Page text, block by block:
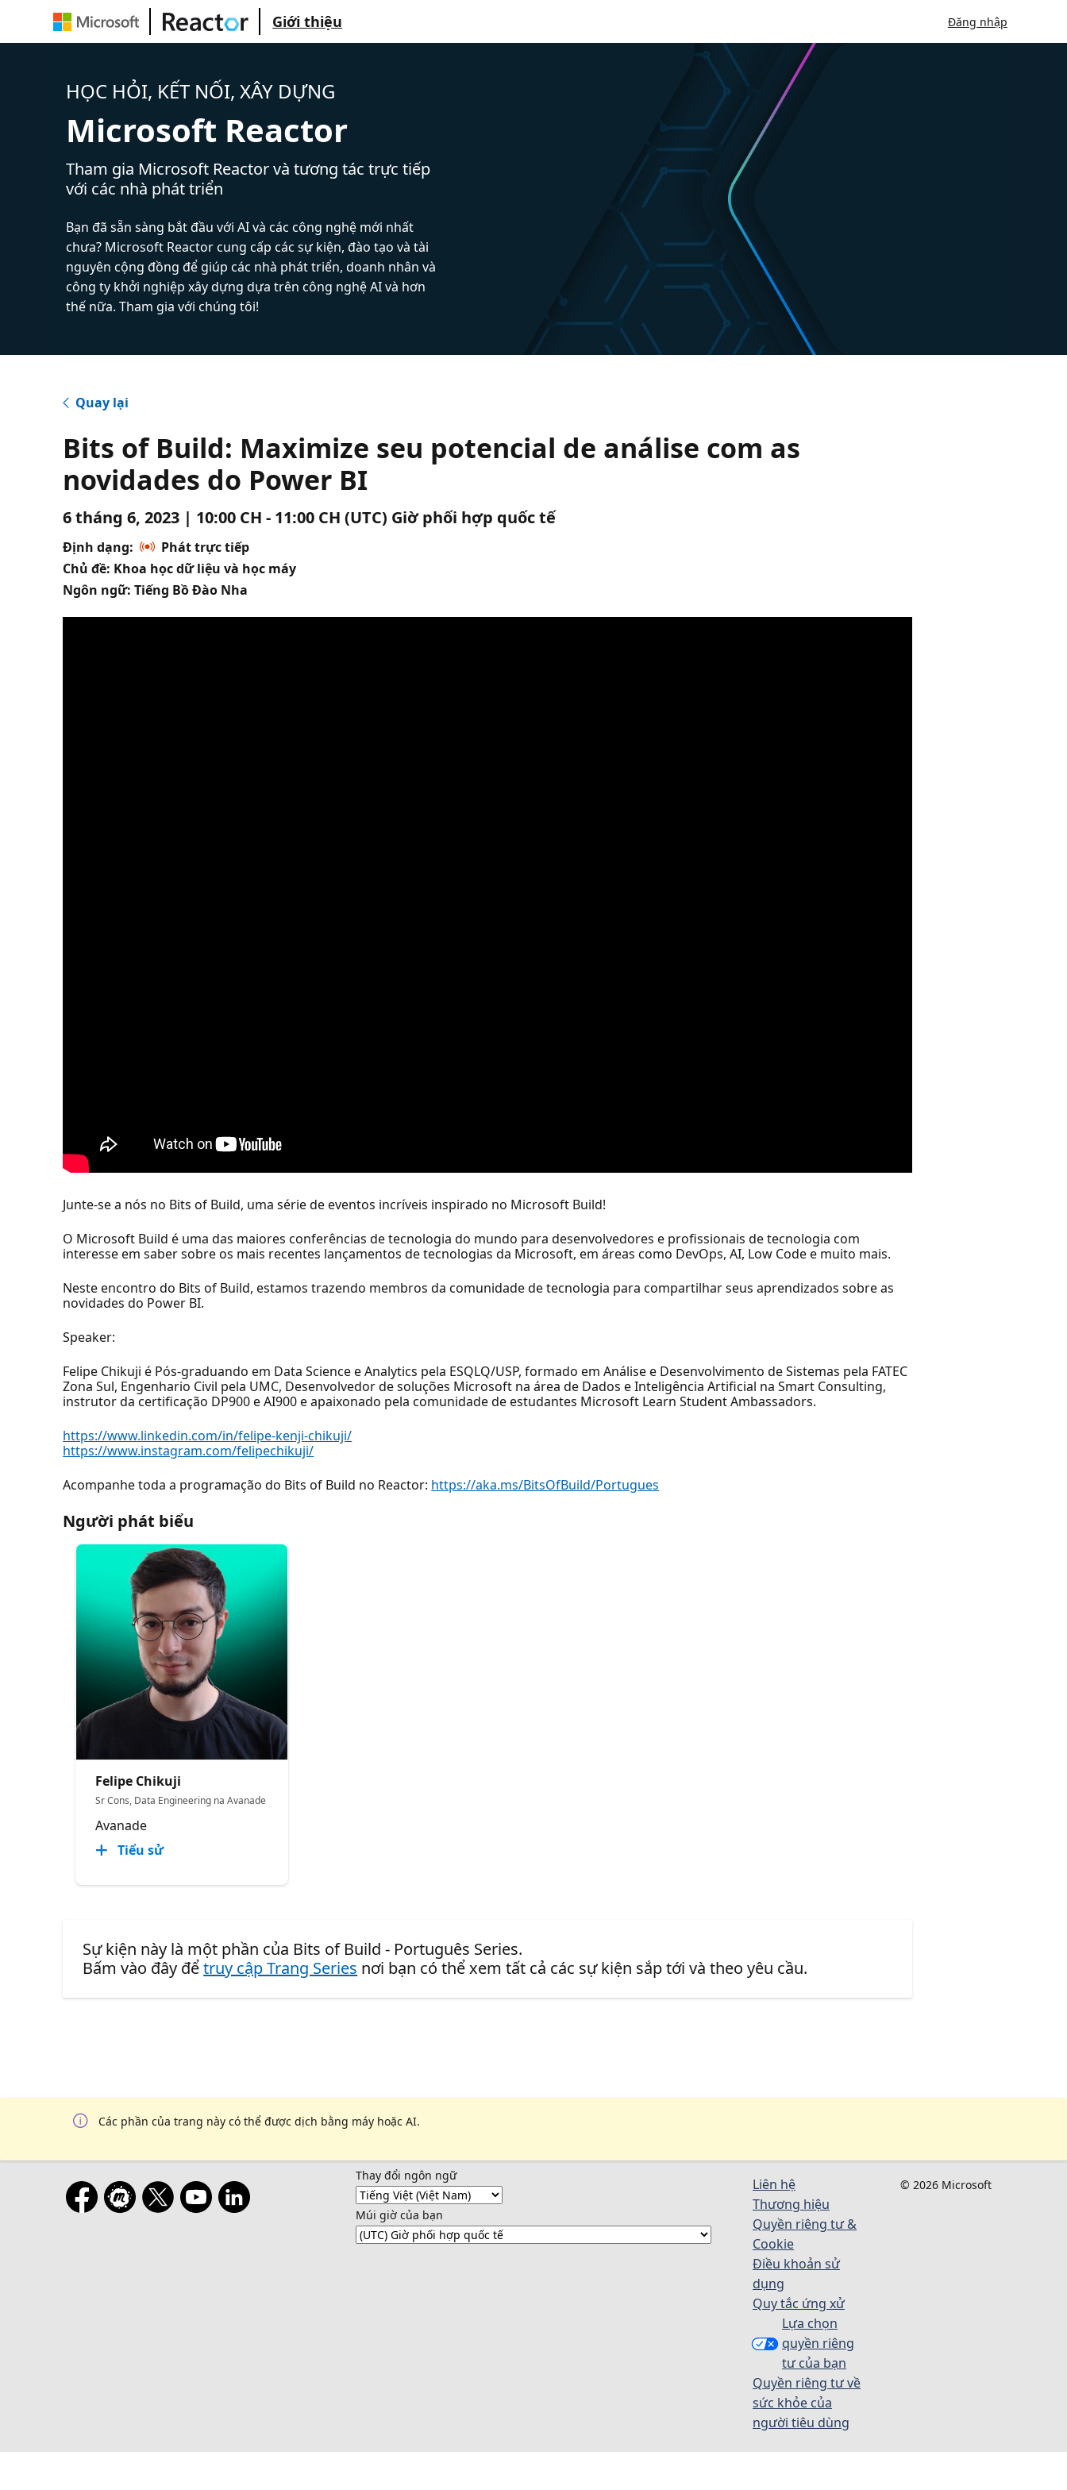
Giới thiệu Đăng nhập
HỌC HỎI, KẾT NỐI, XÂY DỰNG
Microsoft Reactor
Tham gia Microsoft Reactor và tương tác trực tiếp
với các nhà phát triển
Bạn đã sẵn sàng bắt đầu với AI và các công nghệ mới nhất
chưa? Microsoft Reactor cung cấp các sự kiện, đào tạo và tài
nguyên cộng đồng để giúp các nhà phát triển, doanh nhân và
công ty khởi nghiệp xây dựng dựa trên công nghệ AI và hơn
thế nữa. Tham gia với chúng tôi!
Quay lại
Bits of Build: Maximize seu potencial de análise com as
novidades do Power BI
6 tháng 6, 2023 | 10:00 CH - 11:00 CH (UTC) Giờ phối hợp quốc tế
Định dạng:
Phát trực tiếp
Chủ đề: Khoa học dữ liệu và học máy
Ngôn ngữ: Tiếng Bồ Đào Nha
Junte-se a nós no Bits of Build, uma série de eventos incríveis inspirado no Microsoft Build!
O Microsoft Build é uma das maiores conferências de tecnologia do mundo para desenvolvedores e profissionais de tecnologia com
interesse em saber sobre os mais recentes lançamentos de tecnologias da Microsoft, em áreas como DevOps, AI, Low Code e muito mais.
Neste encontro do Bits of Build, estamos trazendo membros da comunidade de tecnologia para compartilhar seus aprendizados sobre as
novidades do Power BI.
Speaker:
Felipe Chikuji é Pós-graduando em Data Science e Analytics pela ESQLQ/USP, formado em Análise e Desenvolvimento de Sistemas pela FATEC
Zona Sul, Engenhario Civil pela UMC, Desenvolvedor de soluções Microsoft na área de Dados e Inteligência Artificial na Smart Consulting,
instrutor da certificação DP900 e AI900 e apaixonado pela comunidade de estudantes Microsoft Learn Student Ambassadors.
https://www.linkedin.com/in/felipe-kenji-chikuji/
https://www.instagram.com/felipechikuji/
Acompanhe toda a programação do Bits of Build no Reactor: https://aka.ms/BitsOfBuild/Portugues
Người phát biểu
Felipe Chikuji
Sr Cons, Data Engineering na Avanade
Avanade
Tiểu sử
Sự kiện này là một phần của Bits of Build - Português Series.
Bấm vào đây đểtruy cập Trang Series nơi bạn có thể xem tất cả các sự kiện sắp tới và theo yêu cầu.
Các phần của trang này có thể được dịch bằng máy hoặc AI.
Thay đổi ngôn ngữ
Múi giờ của bạn
Liên hệ
Thương hiệu
Quyền riêng tư &
Cookie
Điều khoản sử
dụng
Quy tắc ứng xử
Lựa chọn
quyền riêng
tư của bạn
Quyền riêng tư về
sức khỏe của
người tiêu dùng
© 2026 Microsoft